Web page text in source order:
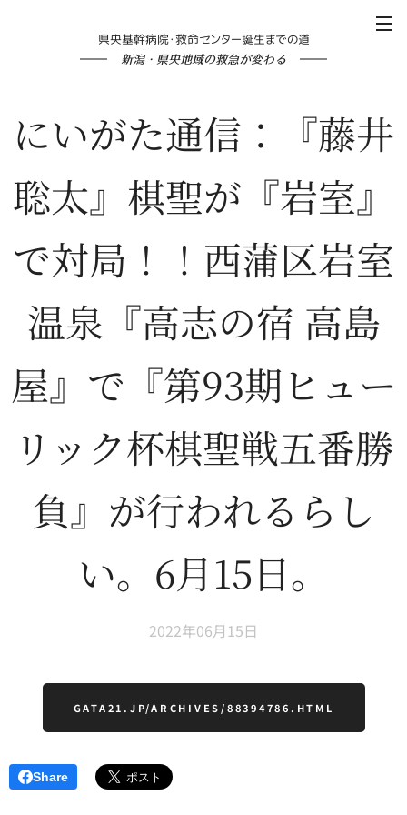
県央基幹病院・救命センター誕生までの道
新潟・県央地域の救急が変わる
にいがた通信：『藤井
聡太』棋聖が『岩室』
で対局！！西蒲区岩室
温泉『高志の宿 高島
屋』で『第93期ヒュー
リック杯棋聖戦五番勝
負』が行われるらし
い。6月15日。
2022年06月15日
GATA21.JP/ARCHIVES/88394786.HTML
Share